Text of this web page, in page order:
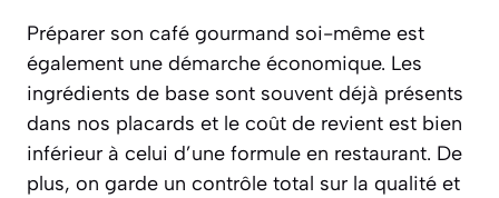
Préparer son café gourmand soi-même est
également une démarche économique. Les
ingrédients de base sont souvent déjà présents
dans nos placards et le coût de revient est bien
inférieur à celui d’une formule en restaurant. De
plus, on garde un contrôle total sur la qualité et